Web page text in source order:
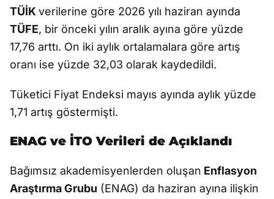
TÜİK verilerine göre 2026 yılı haziran ayında
TÜFE, bir önceki yılın aralık ayına göre yüzde
17,76 arttı. On iki aylık ortalamalara göre artış
oranı ise yüzde 32,03 olarak kaydedildi.
Tüketici Fiyat Endeksi mayıs ayında aylık yüzde
1,71 artış göstermişti.
ENAG ve İTO Verileri de Açıklandı
Bağımsız akademisyenlerden oluşan Enflasyon
Araştırma Grubu (ENAG) da haziran ayına ilişkin